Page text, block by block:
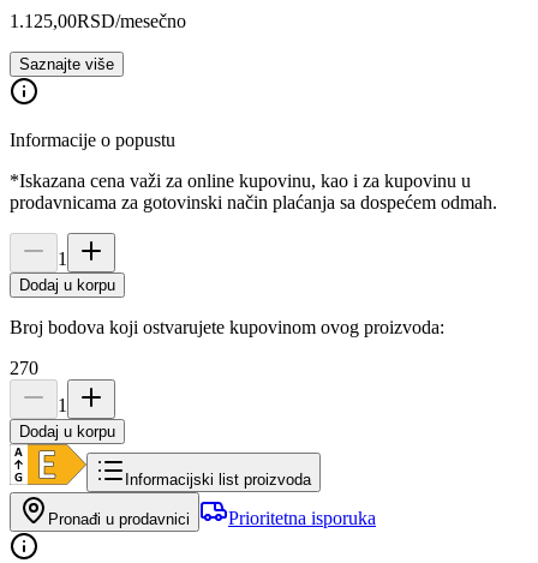
1.125,00RSD/mesečno
Saznajte više
Informacije o popustu
*Iskazana cena važi za online kupovinu, kao i za kupovinu u
prodavnicama za gotovinski način plaćanja sa dospećem odmah.
1
Dodaj u korpu
Broj bodova koji ostvarujete kupovinom ovog proizvoda:
270
1
Dodaj u korpu
Informacijski list proizvoda
Pronađi u prodavnici Prioritetna isporuka